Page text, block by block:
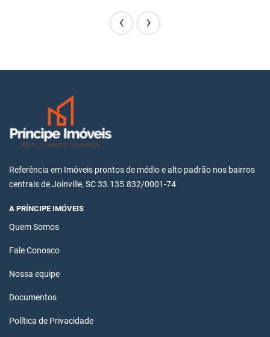
‹ ›
Referência em Imóveis prontos de médio e alto padrão nos bairros
centrais de Joinville, SC 33.135.832/0001-74
A PRÍNCIPE IMÓVEIS
Quem Somos
Fale Conosco
Nossa equipe
Documentos
Política de Privacidade